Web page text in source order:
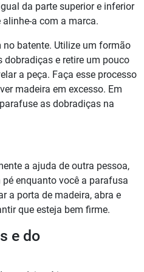
da parte superior e inferior
a com a marca.
batente. Utilize um formão
dobradiças e retire um pouco
a peça. Faça esse processo
madeira em excesso. Em
as dobradiças na
a ajuda de outra pessoa,
enquanto você a parafusa
a porta de madeira, abra e
que esteja bem firme.
e do